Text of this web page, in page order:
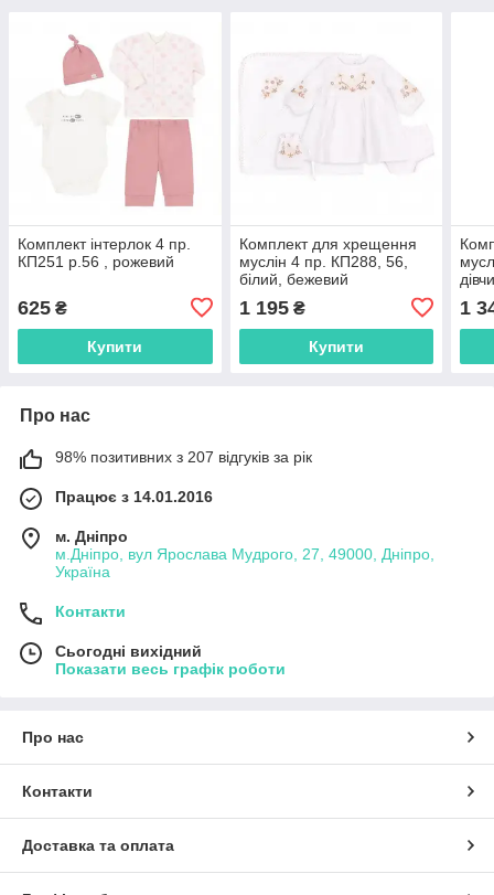
Комплект інтерлок 4 пр.
КП251 р.56 , рожевий
625 ₴
Купити
Комплект для хрещення
муслін 4 пр. КП288, 56,
білий, бежевий
1 195₴
Купити
1
Про нас
98% позитивних з 207 відгуків за рік
Працює з 14.01.2016
м. Дніпро
м.Дніпро, вул Ярослава Мудрого, 27, 49000, Дніпро,
Україна
Контакти
Сьогодні вихідний
Показати весь графік роботи
Про нас
Контакти
Доставка та оплата